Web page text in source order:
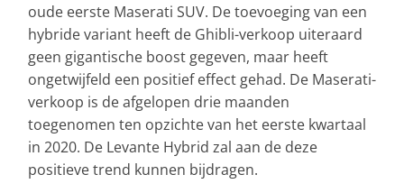
oude eerste Maserati SUV. De toevoeging van een
hybride variant heeft de Ghibli-verkoop uiteraard
geen gigantische boost gegeven, maar heeft
ongetwijfeld een positief effect gehad. De Maserati-
verkoop is de afgelopen drie maanden
toegenomen ten opzichte van het eerste kwartaal
in 2020. De Levante Hybrid zal aan de deze
positieve trend kunnen bijdragen.